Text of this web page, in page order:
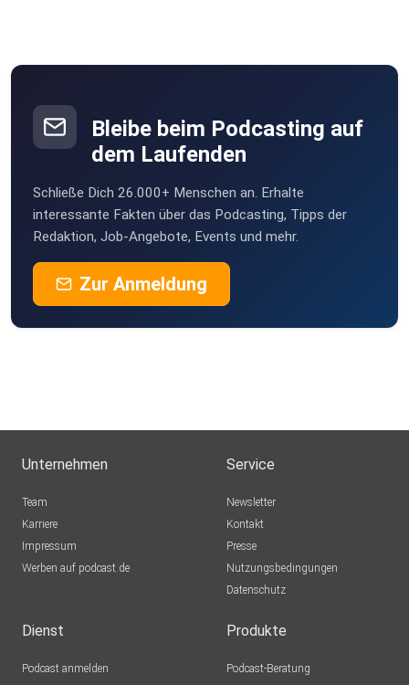
Bleibe beim Podcasting auf
dem Laufenden
Schließe Dich 26.000+ Menschen an. Erhalte
interessante Fakten über das Podcasting, Tipps der
Redaktion, Job-Angebote, Events und mehr.
Zur Anmeldung
Unternehmen
Team
Karriere
Impressum
Werben auf podcast.de
Service
Newsletter
Kontakt
Presse
Nutzungsbedingungen
Datenschutz
Dienst
Podcast anmelden
Produkte
Podcast-Beratung